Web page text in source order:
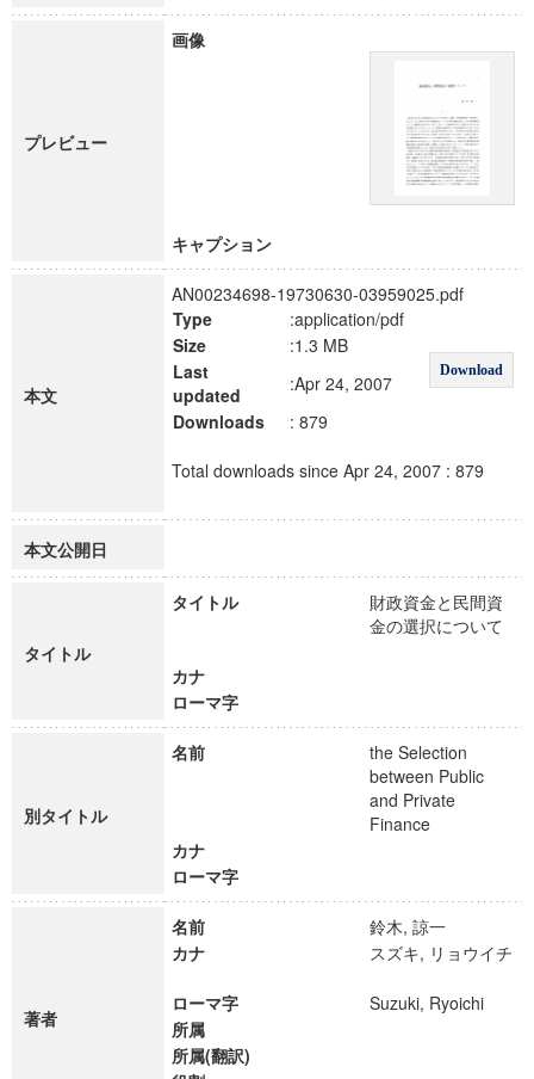
プレビュー
画像
キャプション
本文
AN00234698-19730630-03959025.pdf
Type
:application/pdf
Download
Size
:1.3 MB
Last
updated
:Apr 24, 2007
Downloads
: 879
Total downloads since Apr 24, 2007 : 879
本文公開日
タイトル
タイトル
財政資金と民間資
金の選択について
カナ
ローマ字
別タイトル
名前
the Selection
between Public
and Private
Finance
カナ
ローマ字
著者
名前
鈴木, 諒一
カナ
スズキ, リョウイチ
ローマ字
Suzuki, Ryoichi
所属
所属(翻訳)